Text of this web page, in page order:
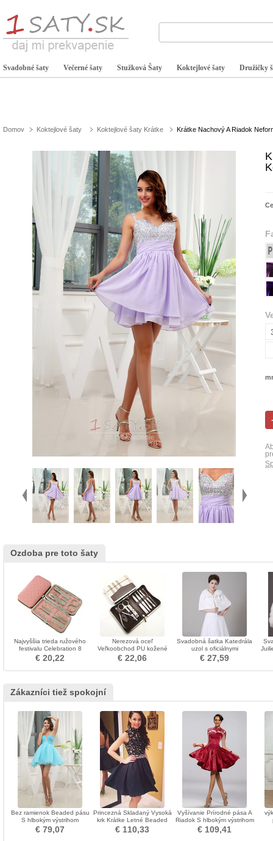
Svadobné šaty Večerné šaty Stužková Šaty Koktejlové šaty Družičky
Domov Koktejlové šaty Koktejlové šaty Krátke Krátke Nachový A Riadok
Ozdoba pre toto šaty
Najvyššia trieda ružového
festivalu Celebration 8
kusov Reklama Nail Clippers
€ 20,22
Nerezová oceľ
Veľkoobchod PU kožené
puzdro 8 kusov Najvyššej
triedy Suit nechty Clippers
€ 22,06
Svadobná šatka Katedrála
uzol s oficiálnymi
náušnicami na jeseň
€ 27,59
Zákazníci tiež spokojní
Bez ramienok Beaded pásu
S hlbokým výstrihom
Cocktail obleko
€ 79,07
Princezná Skladaný Vysoká
krk Krátke Letné Beaded
pásu Cocktail obleko
€ 110,33
Vyšívanie Prírodné pása A
Riadok S hlbokým výstrihom
Koktejlové šaty
€ 109,41